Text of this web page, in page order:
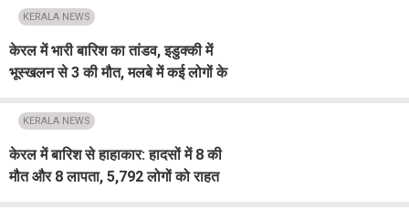
KERALA NEWS
केरल में भारी बारिश का तांडव, इडुक्की में
भूस्खलन से 3 की मौत, मलबे में कई लोगों के
KERALA NEWS
केरल में बारिश से हाहाकार: हादसों में 8 की
मौत और 8 लापता, 5,792 लोगों को राहत